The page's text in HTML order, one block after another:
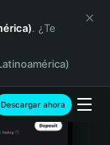
. ¿Te
Descargar ahora